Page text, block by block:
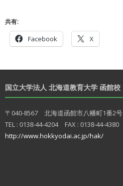
共有:
Facebook X
国立大学法人 北海道教育大学 函館校
〒040-8567 北海道函館市八幡町1番2号
TEL : 0138-44-4204 FAX : 0138-44-4380
http://www.hokkyodai.ac.jp/hak/